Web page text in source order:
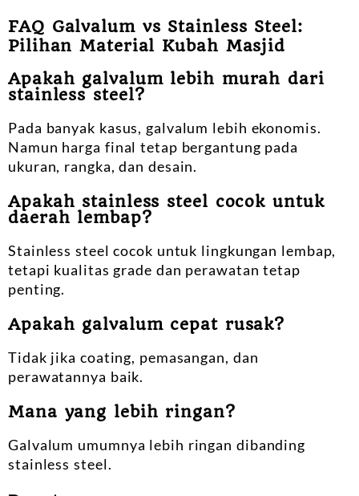
FAQ Galvalum vs Stainless Steel:
Pilihan Material Kubah Masjid
Apakah galvalum lebih murah dari
stainless steel?
Pada banyak kasus, galvalum lebih ekonomis.
Namun harga final tetap bergantung pada
ukuran, rangka, dan desain.
Apakah stainless steel cocok untuk
daerah lembap?
Stainless steel cocok untuk lingkungan lembap,
tetapi kualitas grade dan perawatan tetap
penting.
Apakah galvalum cepat rusak?
Tidak jika coating, pemasangan, dan
perawatannya baik.
Mana yang lebih ringan?
Galvalum umumnya lebih ringan dibanding
stainless steel.